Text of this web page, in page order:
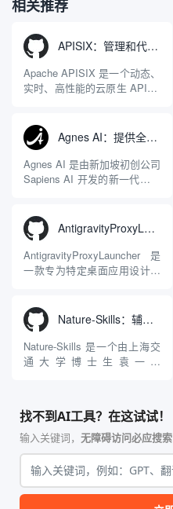
相关推荐
APISIX：管理和代理API及大模型流量的高性能网关
Apache APISIX 是一个动态、
实时、高性能的云原生 API 网
LuaJIT 构建，并在 2019 年作
为顶级开源项目捐赠给
Apache 软件基金会。APISIX
彻底摒...
Agnes AI：提供全模态模型免费API、支持图文视频生成与复杂工程执行的智能体平台
Agnes AI 是由新加坡初创公司
Sapiens AI 开发的新一代多模
限制，提供集文本、图像、视
频生成于一体的“全模态”大模
型能力。平台的核心产品矩阵
包括主打自动化工作流的
AntigravityProxyLauncher：免TUN全局代理使用Antigravity IDE
AntigravityProxyLauncher 是
一款专为特定桌面应用设计的
Windows 平台。当用户使用桌
面版 Gemini 客户端或
Antigravity IDE ...
Nature-Skills：辅助撰写学术论文和绘制科研图表的智能体插件
Nature-Skills 是一个由上海交
通大学博士生袁一哲
Nature、Science、Cell 等）
的论文撰写与发表流程设计。
该工具集以智能体插...
找不到AI工具？在这试试！
输入关键词， 无障碍访问必应搜索